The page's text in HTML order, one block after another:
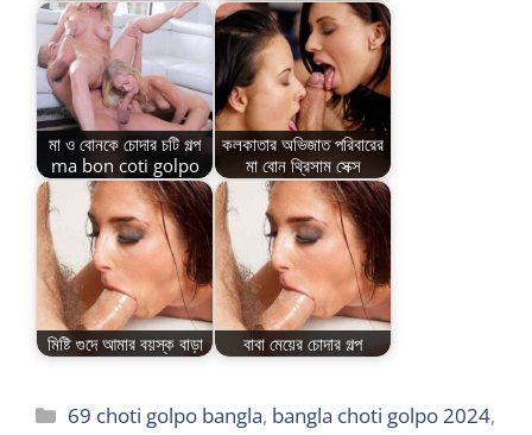
মা ও বোনকে চোদার চটি গল্প
ma bon coti golpo
কলকাতার অভিজাত পরিবারের
মা বোন থ্রিসাম সেক্স
মিষ্টি গুদে আমার বয়স্ক বাড়া বাবা মেয়ের চোদার গল্প
Categories
69 choti golpo bangla, bangla choti golpo 2024,